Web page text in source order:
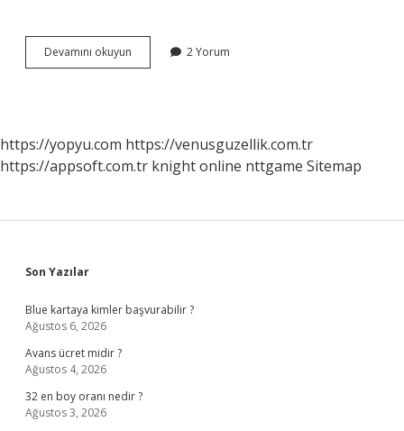
Devamını okuyun
Özdeşlik
2 Yorum
https://yopyu.com https://venusguzellik.com.tr
https://appsoft.com.tr knight online nttgame Sitemap
Sidebar
Son Yazılar
Blue kartaya kimler başvurabilir ?
Ağustos 6, 2026
Avans ücret midir ?
Ağustos 4, 2026
32 en boy oranı nedir ?
Ağustos 3, 2026